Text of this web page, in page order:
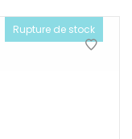
Rupture de stock